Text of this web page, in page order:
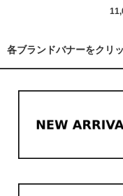
各ブランドバナーをクリ